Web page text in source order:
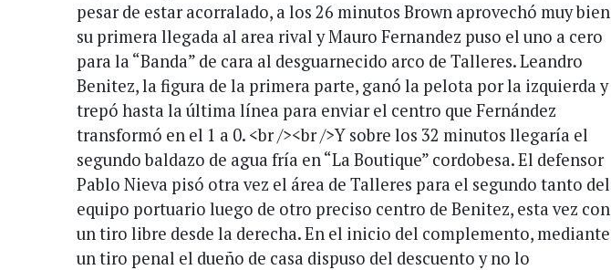
pesar de estar acorralado, a los 26 minutos Brown aprovechó muy bien
su primera llegada al area rival y Mauro Fernandez puso el uno a cero
para la “Banda” de cara al desguarnecido arco de Talleres. Leandro
Benitez, la figura de la primera parte, ganó la pelota por la izquierda y
trepó hasta la última línea para enviar el centro que Fernández
transformó en el 1 a 0. <br /><br />Y sobre los 32 minutos llegaría el
segundo baldazo de agua fría en “La Boutique” cordobesa. El defensor
Pablo Nieva pisó otra vez el área de Talleres para el segundo tanto del
equipo portuario luego de otro preciso centro de Benitez, esta vez con
un tiro libre desde la derecha. En el inicio del complemento, mediante
un tiro penal el dueño de casa dispuso del descuento y no lo